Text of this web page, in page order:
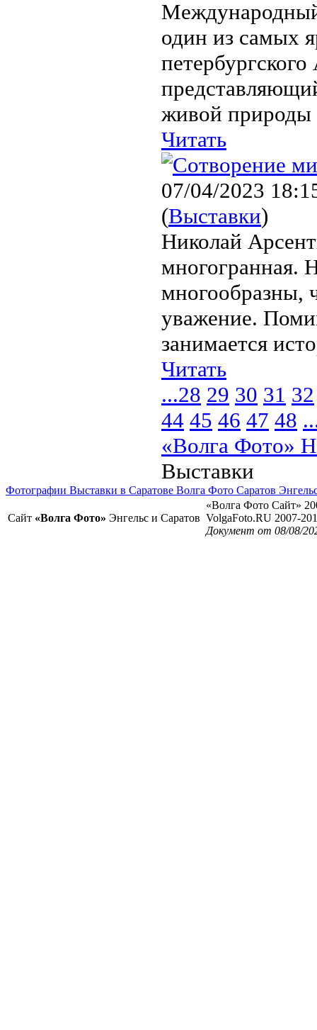
один из самых
живой
Читать
07/04/2023
(Выставки)
Николай
многогранная.
многообразны,
уважение.
занимается
Читать
...28 29 30 31 32
44 45 46 47 48
«Волга Фото»
Выставки
Фотографии Выставки в Саратове Волга Фото Саратов
Сайт «Волга Фото» Энгельс и Саратов
«Волга Фото Сайт»
VolgaFoto.RU 2007-
Документ от 08/08/